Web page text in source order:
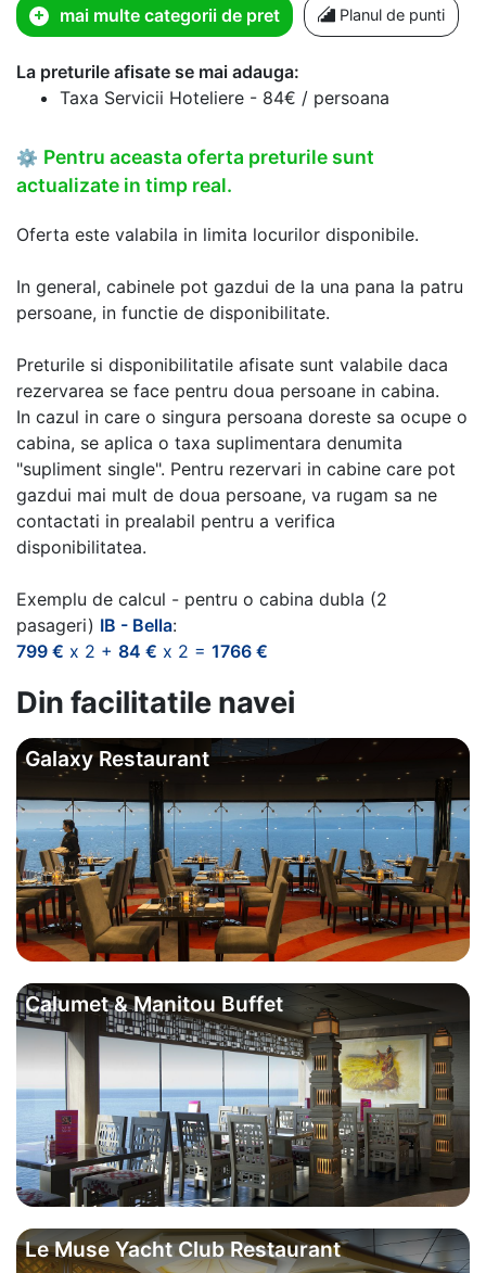
mai multe categorii de pret Planul de punti
La preturile afisate se mai adauga:
Taxa Servicii Hoteliere - 84€ / persoana
⚙ Pentru aceasta oferta preturile sunt
actualizate in timp real.
Oferta este valabila in limita locurilor disponibile.
In general, cabinele pot gazdui de la una pana la patru
persoane, in functie de disponibilitate.
Preturile si disponibilitatile afisate sunt valabile daca
rezervarea se face pentru doua persoane in cabina.
In cazul in care o singura persoana doreste sa ocupe o
cabina, se aplica o taxa suplimentara denumita
"supliment single". Pentru rezervari in cabine care pot
gazdui mai mult de doua persoane, va rugam sa ne
contactati in prealabil pentru a verifica
disponibilitatea.
Exemplu de calcul - pentru o cabina dubla (2
pasageri) IB - Bella:
799 € x 2 + 84 € x 2 = 1766 €
Din facilitatile navei
Galaxy Restaurant
Calumet & Manitou Buffet
Le Muse Yacht Club Restaurant